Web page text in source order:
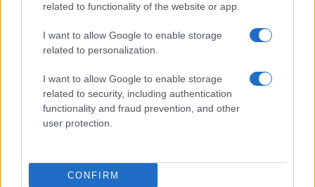
related to functionality of the website or app.
I want to allow Google to enable storage
related to personalization.
I want to allow Google to enable storage
related to security, including authentication
functionality and fraud prevention, and other
user protection.
CONFIRM
Matteo Pellegrino · 10 Ago 2026